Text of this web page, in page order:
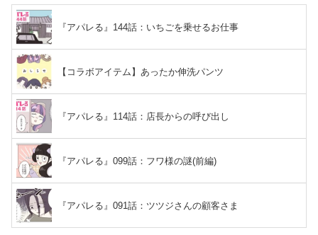
『アパレる』144話：いちごを乗せるお仕事
【コラボアイテム】あったか伸洗パンツ
『アパレる』114話：店長からの呼び出し
『アパレる』099話：フワ様の謎(前編)
『アパレる』091話：ツツジさんの顧客さま